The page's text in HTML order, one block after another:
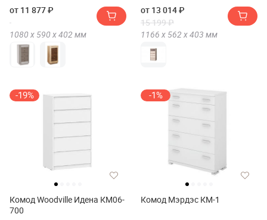
от 11 877 ₽
1080 х 590 х402 мм
от 13 014 ₽
15 199 ₽
1166 х 562 х403 мм
-19%
Комод Woodville Идена КМ06-
700
-1%
Комод Мэрдэс КМ-1